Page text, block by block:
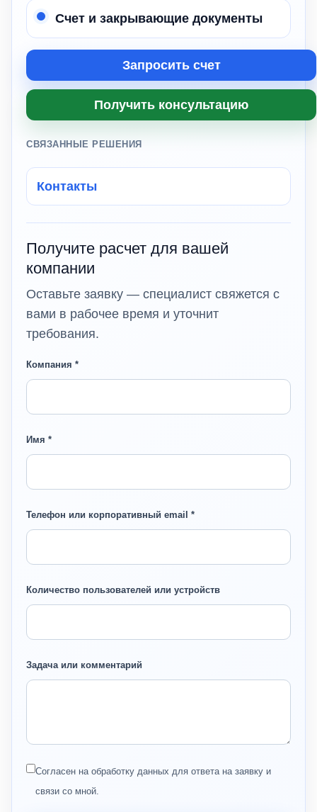
Счет и закрывающие документы
Запросить счет
Получить консультацию
СВЯЗАННЫЕ РЕШЕНИЯ
Контакты
Получите расчет для вашей
компании
Оставьте заявку — специалист свяжется с
вами в рабочее время и уточнит
требования.
Компания *
Имя *
Телефон или корпоративный email *
Количество пользователей или устройств
Задача или комментарий
Согласен на обработку данных для ответа на заявку и
связи со мной.